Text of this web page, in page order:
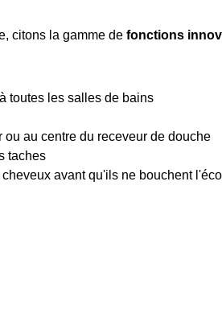
citons la gamme de fonctions
toutes les salles de bains
ou au centre du receveur de douche
taches
avant qu'ils ne bouchent